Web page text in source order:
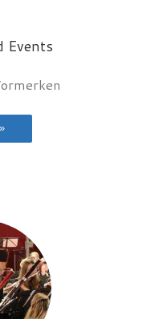
Events